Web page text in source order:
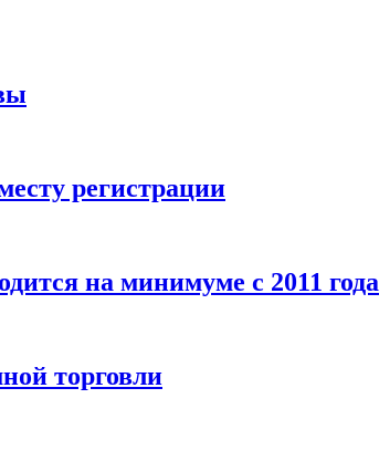
регистрации
на минимуме с 2011 года
торговли